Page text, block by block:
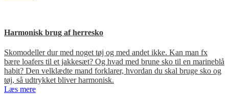
Harmonisk brug af herresko
Skomodeller dur med noget tøj og med andet ikke. Kan man fx
bære loafers til et jakkesæt? Og hvad med brune sko til en marineblå
habit? Den velklædte mand forklarer, hvordan du skal bruge sko og
tøj, så udtrykket bliver harmonisk.
Læs mere